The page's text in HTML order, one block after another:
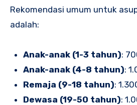
Rekomendasi umum untuk
adalah:
Anak-anak (1-3 tahun):
Anak-anak (4-8 tahun):
Remaja (9-18 tahun):
Dewasa (19-50 tahun):